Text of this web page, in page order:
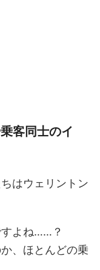
客同士のイ
はウェリントン
すよね……？
、ほとんどの乗